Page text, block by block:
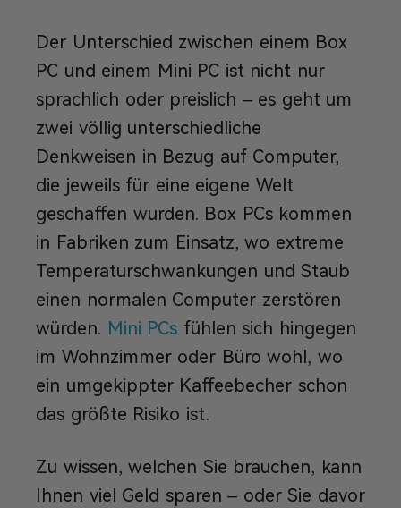
Der Unterschied zwischen einem Box
PC und einem Mini PC ist nicht nur
sprachlich oder preislich – es geht um
zwei völlig unterschiedliche
Denkweisen in Bezug auf Computer,
die jeweils für eine eigene Welt
geschaffen wurden. Box PCs kommen
in Fabriken zum Einsatz, wo extreme
Temperaturschwankungen und Staub
einen normalen Computer zerstören
würden. Mini PCs fühlen sich hingegen
im Wohnzimmer oder Büro wohl, wo
ein umgekippter Kaffeebecher schon
das größte Risiko ist.
Zu wissen, welchen Sie brauchen, kann
Ihnen viel Geld sparen – oder Sie davor